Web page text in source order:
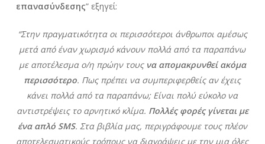
επανασύνδεσης” εξηγεί:
“Στην πραγματικότητα οι περισσότεροι άνθρωποι αμέσως
μετά από έναν χωρισμό κάνουν πολλά από τα παραπάνω
με αποτέλεσμα ο/η πρώην τους να απομακρυνθεί ακόμα
περισσότερο. Πως πρέπει να συμπεριφερθείς αν έχεις
κάνει πολλά από τα παραπάνω; Είναι πολύ εύκολο να
αντιστρέψεις το αρνητικό κλίμα. Πολλές φορές γίνεται με
ένα απλό SMS. Στα βιβλία μας, περιγράφουμε τους πλέον
αποτελεσματικούς τρόπους να διαγράψεις με την μια όλες